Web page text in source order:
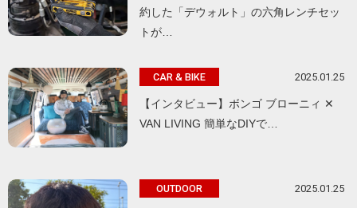
約した「デウォルト」の六角レンチセッ
トが…
CAR & BIKE 2025.01.25
【インタビュー】ボンゴ ブローニィ ✕
VAN LIVING 簡単なDIYで…
OUTDOOR 2025.01.25